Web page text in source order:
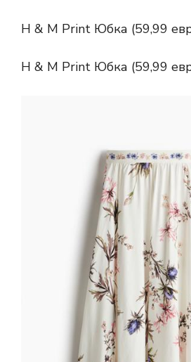
H & M Print Юбка (59,99
H & M Print Юбка (59,99